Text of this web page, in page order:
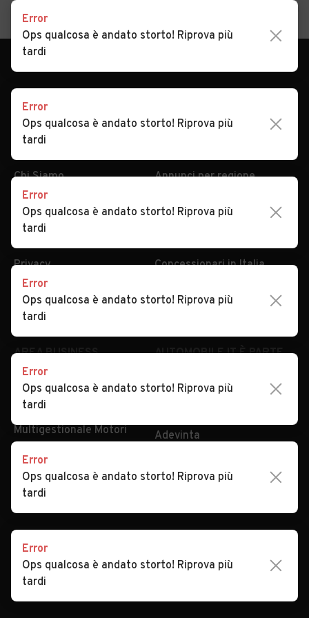
Chi Siamo
Serve aiuto?
Dati identificativi
Privacy
Impostazioni Privacy
Security
Annunci per regione
Tutte le auto usate
Concessionari in Italia
Valutazione auto
AREA BUSINESS
Registrazione
concessionario
Multigestionale Motori
AUTOMOBILE.IT È PARTE
subito.it
Adevinta
SEGUICI
Copyright © 2023 Marktplaats B.V. Tutti i diritti riservati.
Marktplaats B.V. - P.IVA 803.603.307.B.01
Error
Ops qualcosa è andato storto! Riprova più
tardi
Error
Ops qualcosa è andato storto! Riprova più
tardi
Error
Ops qualcosa è andato storto! Riprova più
tardi
Error
Ops qualcosa è andato storto! Riprova più
tardi
Error
Ops qualcosa è andato storto! Riprova più
tardi
Error
Ops qualcosa è andato storto! Riprova più
tardi
Error
Ops qualcosa è andato storto! Riprova più
tardi